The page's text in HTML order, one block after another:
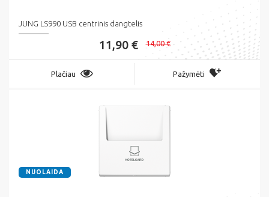
JUNG LS990 USB centrinis dangtelis
11,90 € 14,00 €
Plačiau Pažymėti
NUOLAIDA